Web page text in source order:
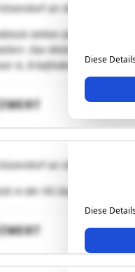
Diese
an der Schmida
stehen zwei
Das Wohnhaus B steht
A, B befinden sich in
Diese
an der Schmida
in der KG Goggendorf"